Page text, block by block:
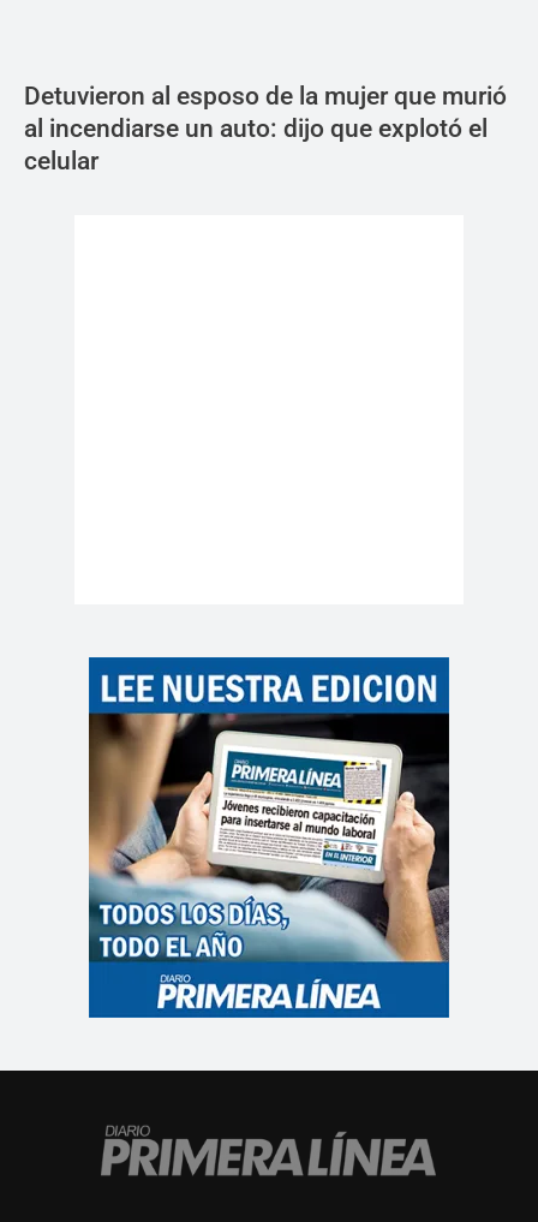
Detuvieron al esposo de la mujer que murió
al incendiarse un auto: dijo que explotó el
celular